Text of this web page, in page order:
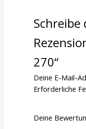
Schreibe
270“
Deine E-Mail-
Erforderliche
Deine